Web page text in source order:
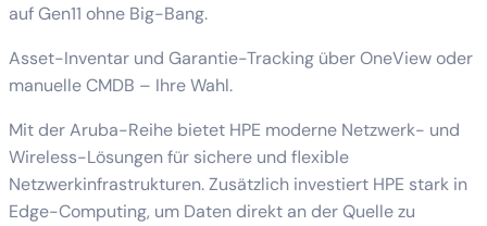
auf Gen11 ohne Big-Bang.
Asset-Inventar und Garantie-Tracking über OneView oder
manuelle CMDB – Ihre Wahl.
Mit der Aruba-Reihe bietet HPE moderne Netzwerk- und
Wireless-Lösungen für sichere und flexible
Netzwerkinfrastrukturen. Zusätzlich investiert HPE stark in
Edge-Computing, um Daten direkt an der Quelle zu